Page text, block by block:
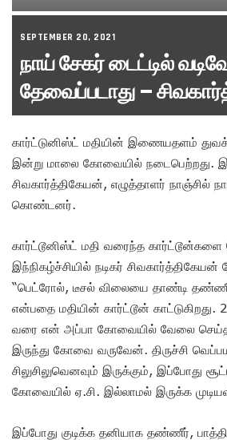
SEPTEMBER 20, 2021
நாய் சேகர் டைட்டில்
தேவைப்படாது –
கார்ட்டுனிஸ்ட் மதியின் இணையதளம்
இன்று மாலை கோவையில் நடைபெற்றது.
சிவகார்த்திகேயன், எழுத்தாளர் நாஞ்சில்
கொண்டனர்.
கார்ட்டூனிஸ்ட் மதி வரைந்த கார்ட்டூன்களை
இந்நிகழ்ச்சியில் நடிகர் சிவகார்த்திகேயன்
“பெட்ரோல், டீசல் விலையை தாண்டி
என்பதை மதியின் கார்ட்டூன்
வரை என் அப்பா கோவையில் வேலை செய்த
இருந்து கோவை வருவேன். திருச்சி
சிலுசிலுவெனவும் இருக்கும், இப்போது
கோவையில் ஏ.சி. இல்லாமல் இருக்க
இப்போது குடிக்க தனியாக தண்ணீர்,